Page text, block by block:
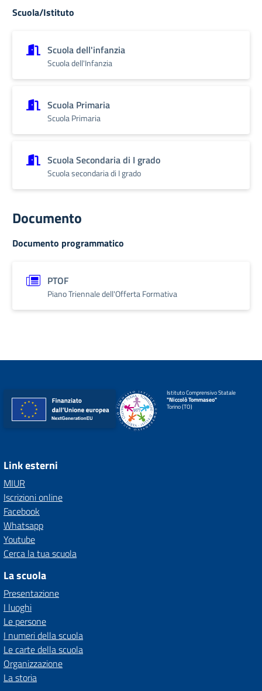
Scuola/Istituto
Scuola dell'infanzia
Scuola dell'Infanzia
Scuola Primaria
Scuola Primaria
Scuola Secondaria di I grado
Scuola secondaria di I grado
Documento
Documento programmatico
PTOF
Piano Triennale dell'Offerta Formativa
Istituto Comprensivo Statale
"Niccolò Tommaseo"
Torino (TO)
Link esterni
MIUR
Iscrizioni online
Facebook
Whatsapp
Youtube
Cerca la tua scuola
La scuola
Presentazione
I luoghi
Le persone
I numeri della scuola
Le carte della scuola
Organizzazione
La storia